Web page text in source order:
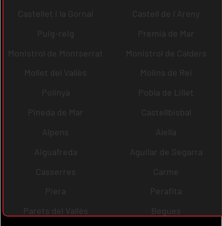
Castellet i la Gornal
Castell de l´Areny
Puig-reig
Premià de Mar
Monistrol de Montserrat
Monistrol de Calders
Mollet del Vallès
Molins de Rei
Polinyà
Pobla de Lillet
Pineda de Mar
Castellbisbal
Alpens
Alella
Aiguafreda
Aguilar de Segarra
Casserres
Carme
Piera
Perafita
Parets del Vallès
Begues